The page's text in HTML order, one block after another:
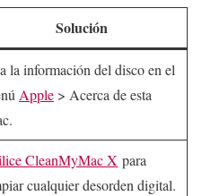
Solución
la información del disco en el
Apple > Acerca de esta
CleanMyMac X para
cualquier desorden digital.